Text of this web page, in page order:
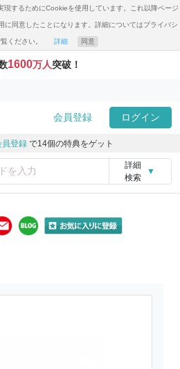
現するためにCookieを使用しています。これ以降ページ
に同意したことになります。詳細についてはプライバシ
ください。 詳細 同意
1600万人突破！
会員登録 ログイン
員登録 で14個の特典をゲット
詳細
検索
▼